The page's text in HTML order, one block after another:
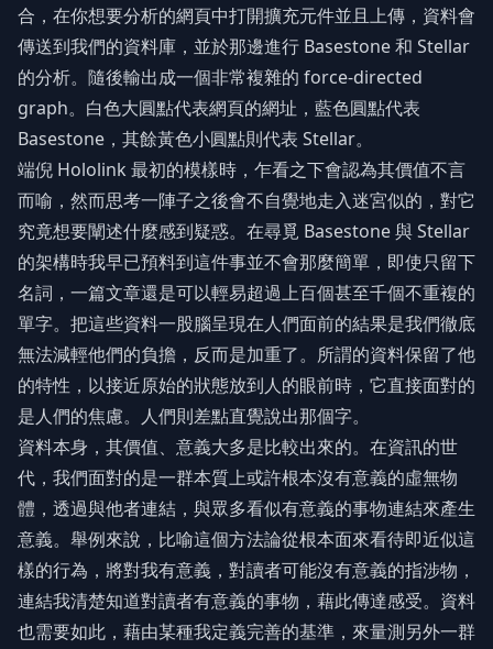
合，在你想要分析的網頁中打開擴充元件並且上傳，資料會
傳送到我們的資料庫，並於那邊進行 Basestone 和 Stellar
的分析。隨後輸出成一個非常複雜的 force-directed
graph。白色大圓點代表網頁的網址，藍色圓點代表
Basestone，其餘黃色小圓點則代表 Stellar。
端倪 Hololink 最初的模樣時，乍看之下會認為其價值不言
而喻，然而思考一陣子之後會不自覺地走入迷宮似的，對它
究竟想要闡述什麼感到疑惑。在尋覓 Basestone 與 Stellar
的架構時我早已預料到這件事並不會那麼簡單，即使只留下
名詞，一篇文章還是可以輕易超過上百個甚至千個不重複的
單字。把這些資料一股腦呈現在人們面前的結果是我們徹底
無法減輕他們的負擔，反而是加重了。所謂的資料保留了他
的特性，以接近原始的狀態放到人的眼前時，它直接面對的
是人們的焦慮。人們則差點直覺說出那個字。
資料本身，其價值、意義大多是比較出來的。在資訊的世
代，我們面對的是一群本質上或許根本沒有意義的虛無物
體，透過與他者連結，與眾多看似有意義的事物連結來產生
意義。舉例來說，比喻這個方法論從根本面來看待即近似這
樣的行為，將對我有意義，對讀者可能沒有意義的指涉物，
連結我清楚知道對讀者有意義的事物，藉此傳達感受。資料
也需要如此，藉由某種我定義完善的基準，來量測另外一群